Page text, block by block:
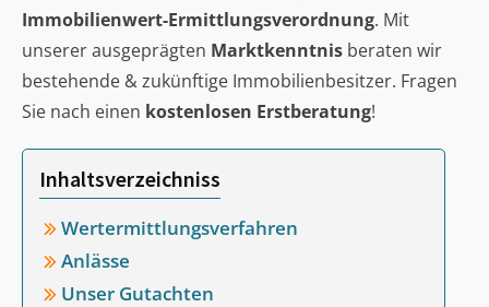
Immobilienwert-Ermittlungsverordnung. Mit
unserer ausgeprägten Marktkenntnis beraten wir
bestehende & zukünftige Immobilienbesitzer. Fragen
Sie nach einen kostenlosen Erstberatung!
Inhaltsverzeichniss
Wertermittlungsverfahren
Anlässe
Unser Gutachten